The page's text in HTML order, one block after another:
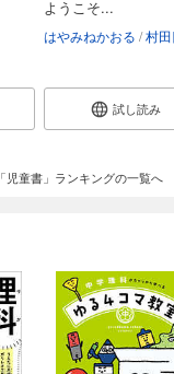
ようこそ...
はやみねかおる 村
試し読み
「児童書」ランキングの一覧へ